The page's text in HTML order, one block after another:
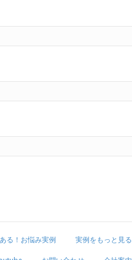
る！お悩み実例 実例をもっと見る